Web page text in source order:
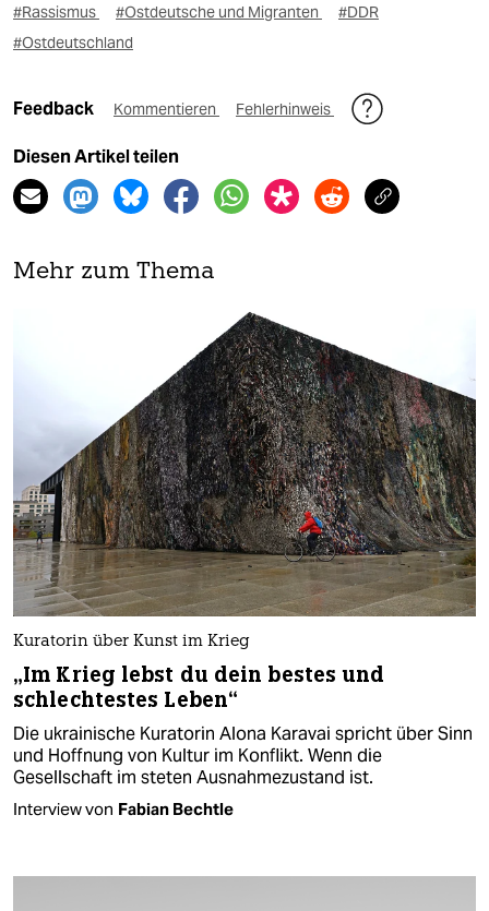
#Rassismus #Ostdeutsche und Migranten
#DDR
#Ostdeutschland
Feedback Kommentieren Fehlerhinweis
Diesen Artikel teilen
Mehr zum Thema
Kuratorin über Kunst im Krieg
„Im Krieg lebst du dein bestes und
schlechtestes Leben“
Die ukrainische Kuratorin Alona Karavai spricht über Sinn
und Hoffnung von Kultur im Konflikt. Wenn die
Gesellschaft im steten Ausnahmezustand ist.
Interview von Fabian Bechtle